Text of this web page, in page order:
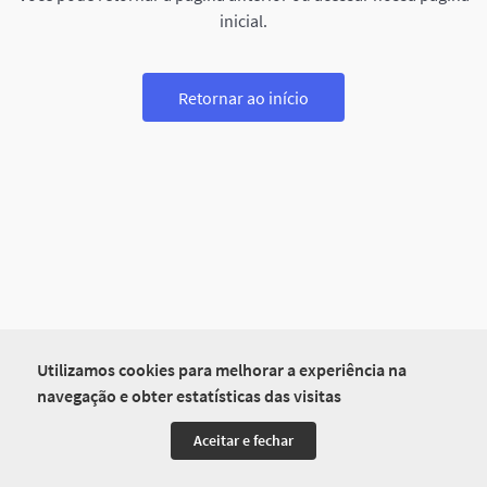
Utilizamos cookies para melhorar a experiência na
navegação e obter estatísticas das visitas
Aceitar e fechar
inicial.
Retornar ao início